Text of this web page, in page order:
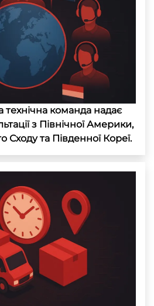
команда надає
з Північної Америки,
Сходу та Південної Кореї.